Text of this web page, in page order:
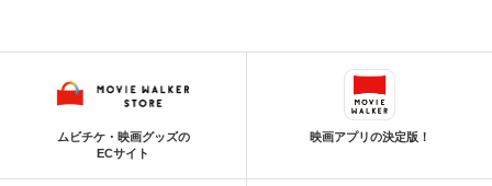
ムビチケ・映画グッズの
ECサイト
映画アプリの決定版！